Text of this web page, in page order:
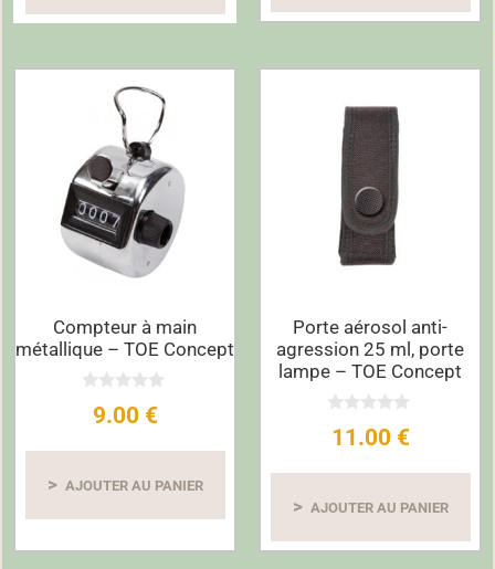
Compteur à main
métallique – TOE Concept
s
r
9.00 €
AJOUTER AU PANIER
Porte aérosol anti-
agression 25 ml, porte
lampe – TOE Concept
r
11.00 €
AJOUTER AU PANIER